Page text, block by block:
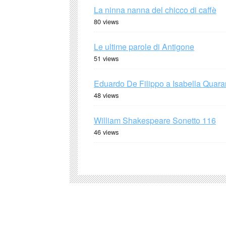
La ninna nanna del chicco di caffè
80 views
Le ultime parole di Antigone
51 views
Eduardo De Filippo a Isabella
48 views
William Shakespeare Sonetto 116
46 views